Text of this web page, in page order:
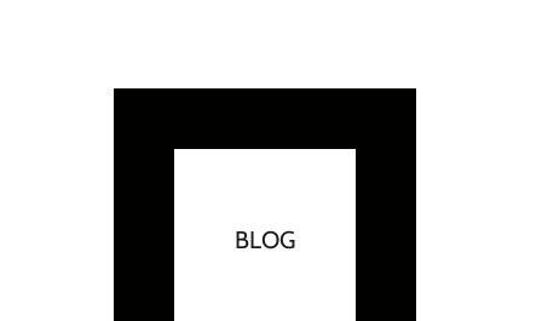
BLOG